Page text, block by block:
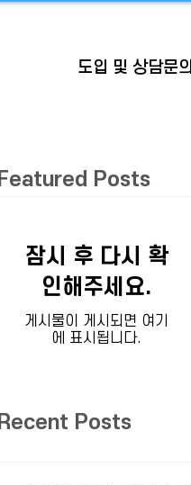
도입 및 상담문의
Featured Posts
잠시 후 다시 확
인해주세요.
게시물이 게시되면 여기
에 표시됩니다.
Recent Posts